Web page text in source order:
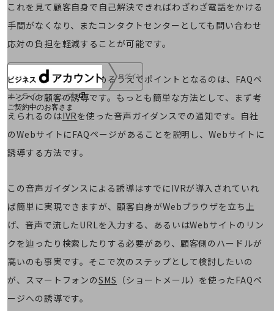
協賛
NTTドコモグループ
ログイン
オンラインショップ
ご契約中のお客さま
サービス別サポート情報
Web明細(ビリングステーション)
これを見て顧客自身で自己解決できればわざわざ電話をかける
手間がなくなり、またコンタクトセンターとしても問い合わせ
応対の負担を軽減することが可能です。
こうした取り組みを進めるうえでポイントとなるのは、FAQペ
ージへの顧客の誘導です。もっとも簡単な方法として、まず考
えられるのはIVRを使った音声ガイダンスでの通知です。自社
のWebサイトにFAQページがあることを説明し、Webサイトに
誘導する方法です。
この音声ガイダンスによる誘導はすでにIVRが導入されていれ
ば簡単に実現できますが、顧客自身がWebブラウザを立ち上
げ、音声で流したURLを入力する、あるいはWebサイトのリン
クを辿ったり検索したりする必要があり、顧客側のハードルが
高いのも事実です。そこで次のステップとして検討したいの
が、スマートフォンのSMS （ショートメール）を使ったFAQペ
ージへの誘導です。